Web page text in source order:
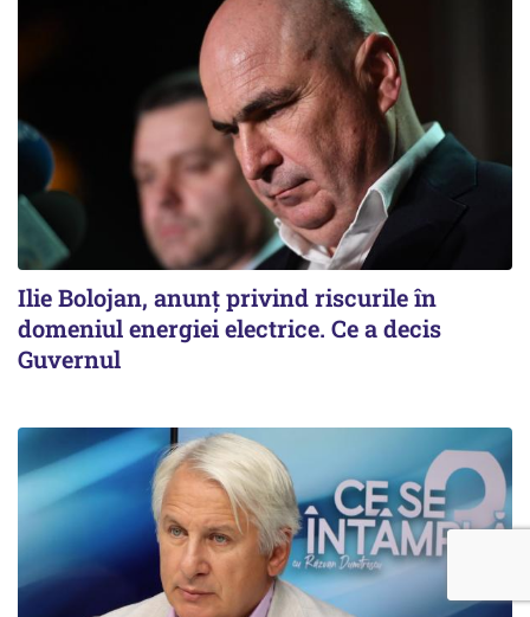
Ilie Bolojan, anunț privind riscurile în
domeniul energiei electrice. Ce a decis
Guvernul